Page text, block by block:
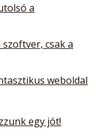
a
csak a
weboldal
egy jót!